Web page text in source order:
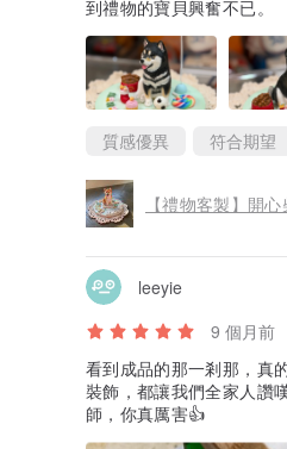
到禮物的寶貝興奮不已。
質感優異 符合期望
【禮物客製】開
leeyie
9 個月前
看到成品的那一剎那，真
裝飾，都讓我們全家人讚
師，你真厲害👍